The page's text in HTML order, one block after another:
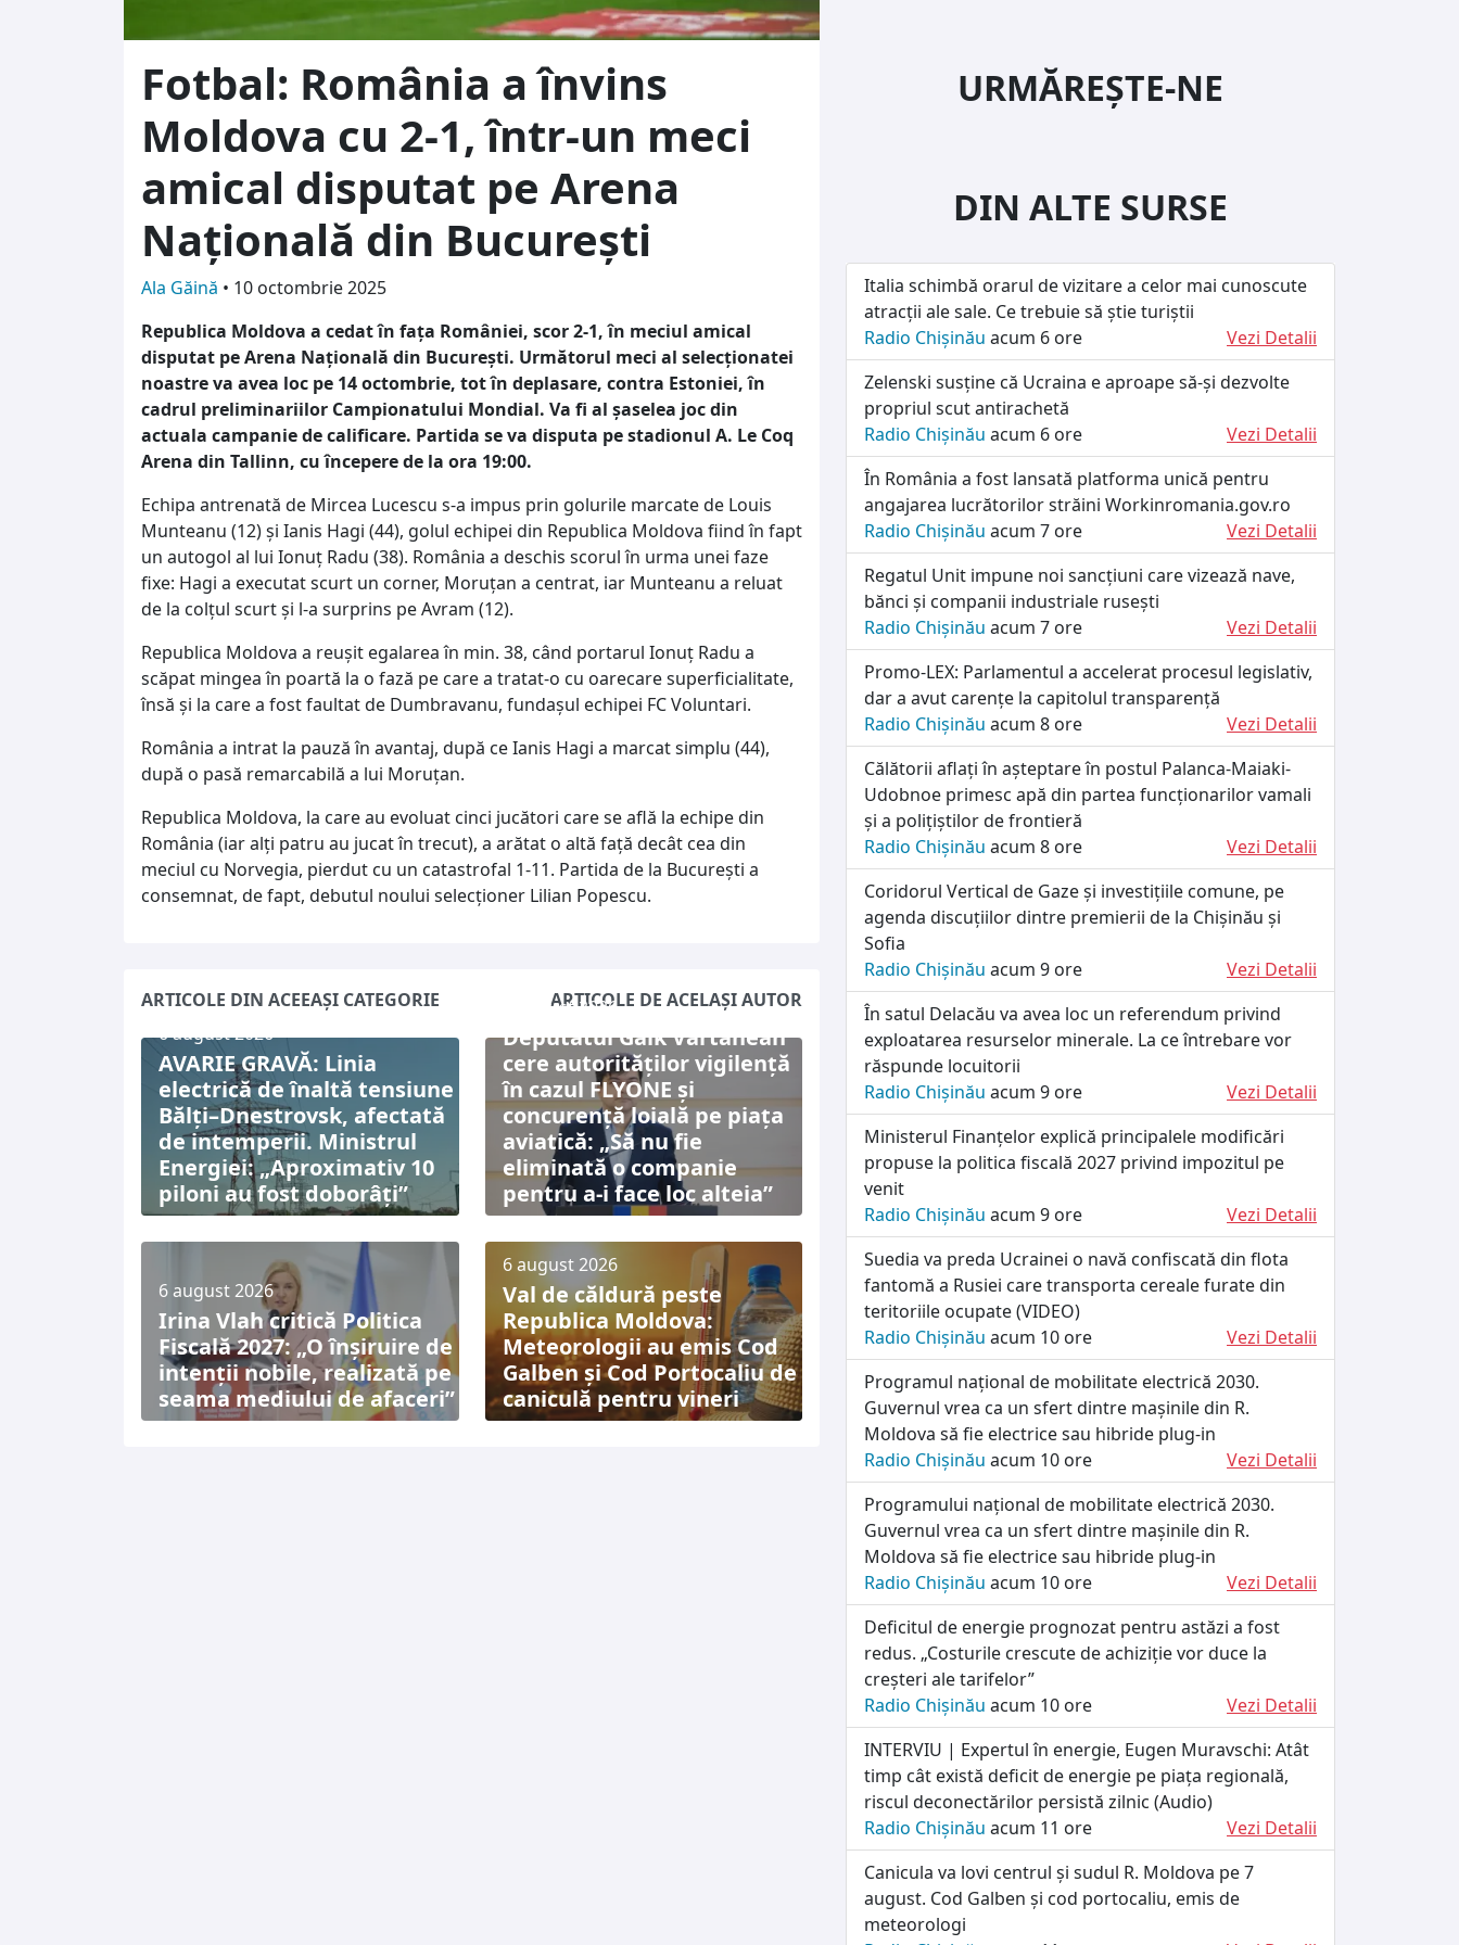
Fotbal: România a învins
Moldova cu 2-1, într-un meci
amical disputat pe Arena
Națională din București
Ala Găină • 10 octombrie 2025
Republica Moldova a cedat în fața României, scor 2-1, în meciul amical
disputat pe Arena Națională din București. Următorul meci al selecționatei
noastre va avea loc pe 14 octombrie, tot în deplasare, contra Estoniei, în
cadrul preliminariilor Campionatului Mondial. Va fi al șaselea joc din
actuala campanie de calificare. Partida se va disputa pe stadionul A. Le Coq
Arena din Tallinn, cu începere de la ora 19:00.
Echipa antrenată de Mircea Lucescu s-a impus prin golurile marcate de Louis
Munteanu (12) și Ianis Hagi (44), golul echipei din Republica Moldova fiind în fapt
un autogol al lui Ionuț Radu (38). România a deschis scorul în urma unei faze
fixe: Hagi a executat scurt un corner, Moruțan a centrat, iar Munteanu a reluat
de la colțul scurt și l-a surprins pe Avram (12).
Republica Moldova a reușit egalarea în min. 38, când portarul Ionuț Radu a
scăpat mingea în poartă la o fază pe care a tratat-o cu oarecare superficialitate,
însă și la care a fost faultat de Dumbravanu, fundașul echipei FC Voluntari.
România a intrat la pauză în avantaj, după ce Ianis Hagi a marcat simplu (44),
după o pasă remarcabilă a lui Moruțan.
Republica Moldova, la care au evoluat cinci jucători care se află la echipe din
România (iar alți patru au jucat în trecut), a arătat o altă față decât cea din
meciul cu Norvegia, pierdut cu un catastrofal 1-11. Partida de la București a
consemnat, de fapt, debutul noului selecționer Lilian Popescu.
ARTICOLE DIN ACEEAȘI CATEGORIE
ARTICOLE DE ACELAȘI AUTOR
6 august 2026
AVARIE GRAVĂ: Linia
electrică de înaltă tensiune
Bălți–Dnestrovsk, afectată
de intemperii. Ministrul
Energiei: „Aproximativ 10
piloni au fost doborâți”
6 august 2026
Deputatul Gaik Vartanean
cere autorităților vigilență
în cazul FLYONE și
concurență loială pe piața
aviatică: „Să nu fie
eliminată o companie
pentru a-i face loc alteia”
6 august 2026
Irina Vlah critică Politica
Fiscală 2027: „O înșiruire de
intenții nobile, realizată pe
seama mediului de afaceri”
6 august 2026
Val de căldură peste
Republica Moldova:
Meteorologii au emis Cod
Galben și Cod Portocaliu de
caniculă pentru vineri
URMĂREȘTE-NE
DIN ALTE SURSE
Italia schimbă orarul de vizitare a celor mai cunoscute
atracții ale sale. Ce trebuie să știe turiștii
Radio Chișinău acum 6 ore
Vezi Detalii
Zelenski susține că Ucraina e aproape să-și dezvolte
propriul scut antirachetă
Radio Chișinău acum 6 ore
Vezi Detalii
În România a fost lansată platforma unică pentru
angajarea lucrătorilor străini Workinromania.gov.ro
Radio Chișinău acum 7 ore
Vezi Detalii
Regatul Unit impune noi sancțiuni care vizează nave,
bănci și companii industriale rusești
Radio Chișinău acum 7 ore
Vezi Detalii
Promo-LEX: Parlamentul a accelerat procesul legislativ,
dar a avut carențe la capitolul transparență
Radio Chișinău acum 8 ore
Vezi Detalii
Călătorii aflați în așteptare în postul Palanca-Maiaki-
Udobnoe primesc apă din partea funcționarilor vamali
și a polițiștilor de frontieră
Radio Chișinău acum 8 ore
Vezi Detalii
Coridorul Vertical de Gaze și investițiile comune, pe
agenda discuțiilor dintre premierii de la Chișinău și
Sofia
Radio Chișinău acum 9 ore
Vezi Detalii
În satul Delacău va avea loc un referendum privind
exploatarea resurselor minerale. La ce întrebare vor
răspunde locuitorii
Radio Chișinău acum 9 ore
Vezi Detalii
Ministerul Finanțelor explică principalele modificări
propuse la politica fiscală 2027 privind impozitul pe
venit
Radio Chișinău acum 9 ore
Vezi Detalii
Suedia va preda Ucrainei o navă confiscată din flota
fantomă a Rusiei care transporta cereale furate din
teritoriile ocupate (VIDEO)
Radio Chișinău acum 10 ore
Vezi Detalii
Programul național de mobilitate electrică 2030.
Guvernul vrea ca un sfert dintre mașinile din R.
Moldova să fie electrice sau hibride plug-in
Radio Chișinău acum 10 ore
Vezi Detalii
Programului național de mobilitate electrică 2030.
Guvernul vrea ca un sfert dintre mașinile din R.
Moldova să fie electrice sau hibride plug-in
Radio Chișinău acum 10 ore
Vezi Detalii
Deficitul de energie prognozat pentru astăzi a fost
redus. „Costurile crescute de achiziție vor duce la
creșteri ale tarifelor”
Radio Chișinău acum 10 ore
Vezi Detalii
INTERVIU | Expertul în energie, Eugen Muravschi: Atât
timp cât există deficit de energie pe piața regională,
riscul deconectărilor persistă zilnic (Audio)
Radio Chișinău acum 11 ore
Vezi Detalii
Canicula va lovi centrul și sudul R. Moldova pe 7
august. Cod Galben și cod portocaliu, emis de
meteorologi